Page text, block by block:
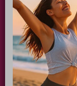
PLUS
EFFICACE